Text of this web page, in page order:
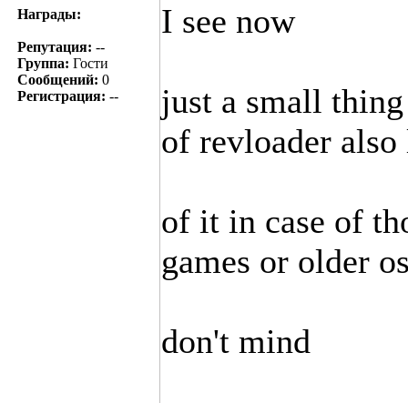
Награды:
Репутация: --
Группа: Гости
Сообщений: 0
Регистрация: --
I see now
just a small
of revloader
of it in case of
games or older
don't mind